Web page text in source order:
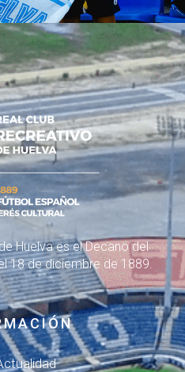
Huelva es el Decano del
18 de diciembre de 1889.